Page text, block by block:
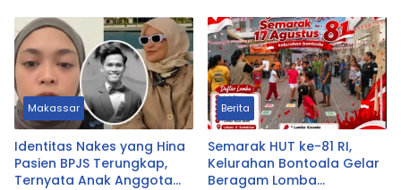
Makassar
Identitas Nakes yang Hina
Pasien BPJS Terungkap,
Ternyata Anak Anggota
Berita
Semarak HUT ke-81 RI,
Kelurahan Bontoala Gelar
Beragam Lomba